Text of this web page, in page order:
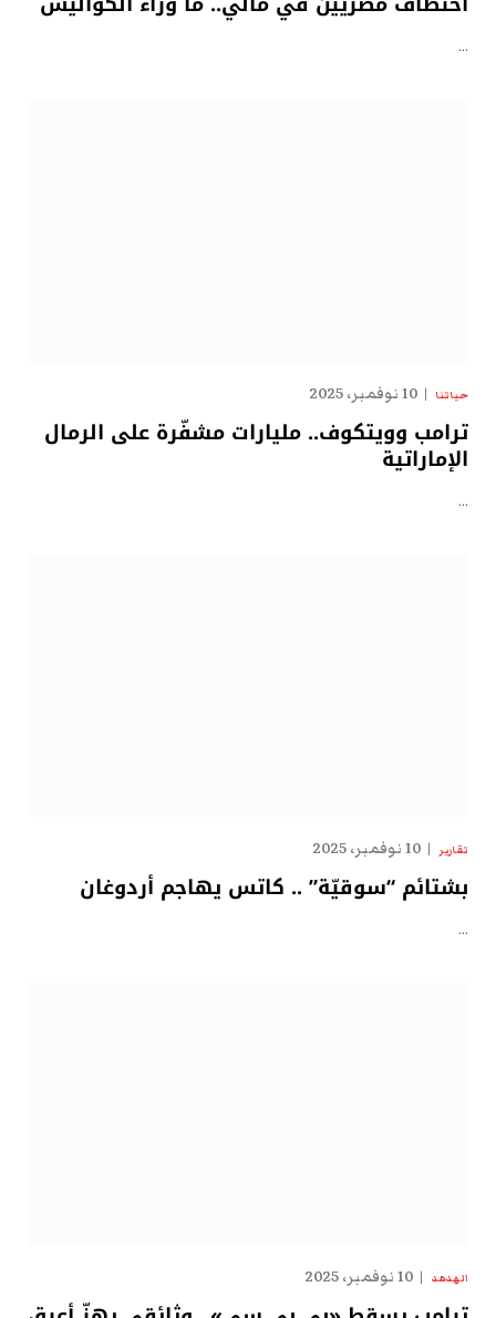
…
حياتنا 10 نوفمبر، 2025
ترامب وويتكوف.. مليارات مشفّرة على الرمال
الإماراتية
…
تقارير 10 نوفمبر، 2025
بشتائم “سوقيّة” .. كاتس يهاجم أردوغان
…
الهدهد 10 نوفمبر، 2025